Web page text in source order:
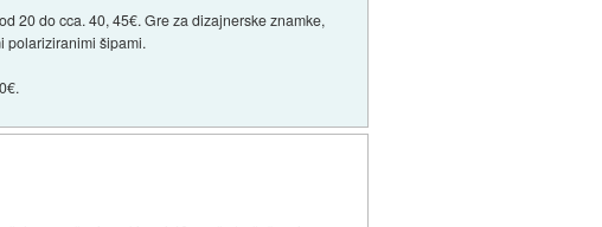
20 do cca. 40, 45€. Gre za dizajnerske znamke,
polariziranimi šipami.